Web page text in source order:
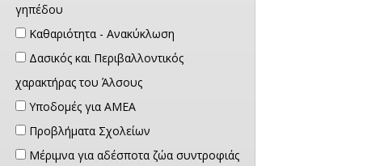
γηπέδου
Καθαριότητα - Ανακύκλωση
Δασικός και Περιβαλλοντικός
χαρακτήρας του Άλσους
Υποδομές για ΑΜΕΑ
Προβλήματα Σχολείων
Μέριμνα για αδέσποτα ζώα συντροφιάς